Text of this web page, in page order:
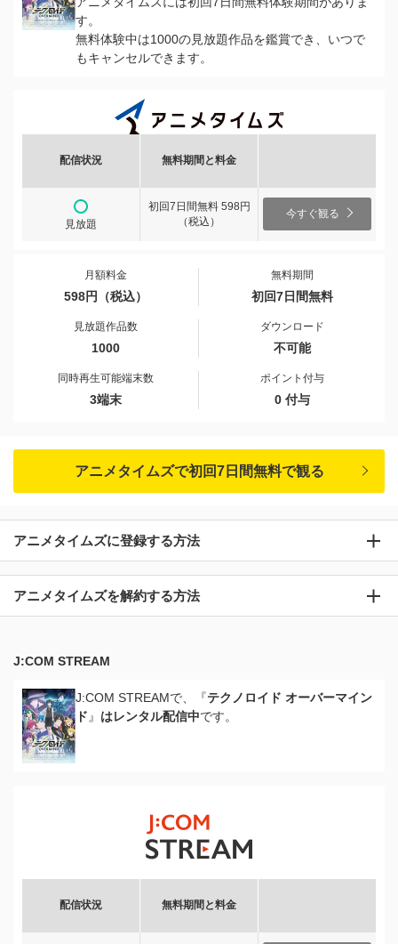
す。
無料体験中は1000の見放題作品を鑑賞でき、いつで
もキャンセルできます。
配信状況 無料期間と料金
見放題
初回7日間無料 598円
（税込）
今すぐ観る
月額料金
598円（税込）
無料期間
初回7日間無料
見放題作品数
1000
ダウンロード
不可能
同時再生可能端末数
3端末
ポイント付与
0 付与
アニメタイムズで初回7日間無料で観る
アニメタイムズに登録する方法
アニメタイムズを解約する方法
J:COM STREAM
J:COM STREAMで、『テクノロイド オーバーマイン
ド 』 はレンタル配信中です。
配信状況 無料期間と料金